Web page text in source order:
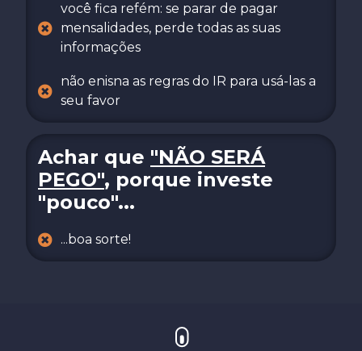
você fica refém: se parar de pagar
mensalidades, perde todas as suas
informações
não enisna as regras do IR para usá-las a
seu favor
Achar que "NÃO SERÁ
PEGO", porque investe
"pouco"...
...boa sorte!